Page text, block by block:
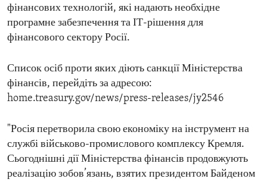
фінансових технологій, які надають необхідне
програмне забезпечення та ІТ-рішення для
фінансового сектору Росії.
Список осіб проти яких діють санкції Міністерства
фінансів, перейдіть за адресою:
home.treasury.gov/news/press-releases/jy2546
"Росія перетворила свою економіку на інструмент на
службі військово-промислового комплексу Кремля.
Сьогоднішні дії Міністерства фінансів продовжують
реалізацію зобов’язань, взятих президентом Байденом